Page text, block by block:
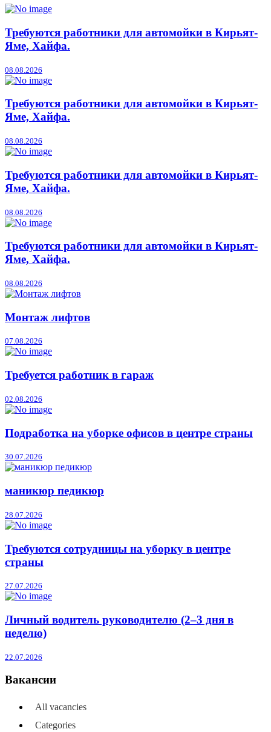
Требуются работники для автомойки в Кирьят-
Яме, Хайфа.
08.08.2026
Требуются работники для автомойки в Кирьят-
Яме, Хайфа.
08.08.2026
Требуются работники для автомойки в Кирьят-
Яме, Хайфа.
08.08.2026
Требуются работники для автомойки в Кирьят-
Яме, Хайфа.
08.08.2026
Монтаж лифтов
07.08.2026
Требуется работник в гараж
02.08.2026
Подработка на уборке офисов в центре страны
30.07.2026
маникюр педикюр
28.07.2026
Требуются сотрудницы на уборку в центре
страны
27.07.2026
Личный водитель руководителю (2–3 дня в
неделю)
22.07.2026
Вакансии
All vacancies
Categories